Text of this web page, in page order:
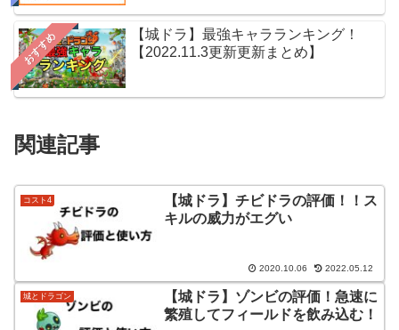
おすすめ
【城ドラ】最強キャラランキング！
【2022.11.3更新更新まとめ】
関連記事
コスト4
【城ドラ】チビドラの評価！！ス
キルの威力がエグい
2020.10.06 2022.05.12
城とドラゴン
【城ドラ】ゾンビの評価！急速に
繁殖してフィールドを飲み込む！